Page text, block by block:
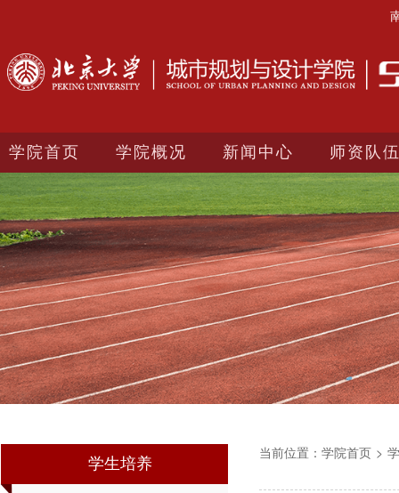
学院首页 学院概况 新闻中心 师资队
学生培养
当前位置： 学院首页 >